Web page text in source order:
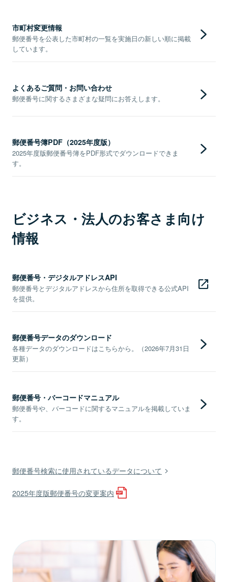
市町村変更情報
郵便番号を公表した市町村の一覧を実施日の新しい順に掲載
しています。
よくあるご質問・お問い合わせ
郵便番号に関するさまざまな疑問にお答えします。
郵便番号簿PDF（2025年度版）
2025年度版郵便番号簿をPDF形式でダウンロードできま
す。
ビジネス・法人のお客さま向け
情報
郵便番号・デジタルアドレスAPI
郵便番号とデジタルアドレスから住所を取得できる公式API
を提供。
郵便番号データのダウンロード
各種データのダウンロードはこちらから。（2026年7月31日
更新）
郵便番号・バーコードマニュアル
郵便番号や、バーコードに関するマニュアルを掲載していま
す。
郵便番号検索に使用されているデータについて
2025年度版郵便番号の変更案内